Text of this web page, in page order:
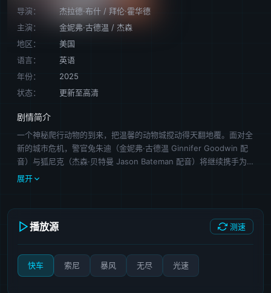
导演： 杰拉德·布什 / 拜伦·霍华德
主演：
金妮弗·古德温 / 杰森
地区：
美国
语言：
英语
年份：
2025
状态：
更新至高清
剧情简介
一个神秘爬行动物的到来，把温馨的动物城搅动得天翻地覆。面对全
新的城市危机，警官兔朱迪（金妮弗·古德温 Ginnifer Goodwin 配
音）与狐尼克（杰森·贝特曼 Jason Bateman 配音）将继续携手为
保卫动物城而奔波。在追捕行动中，这对老搭档不仅要揭开新角色的
展开
播放源 测速
快车 索尼 暴风 无尽 光速